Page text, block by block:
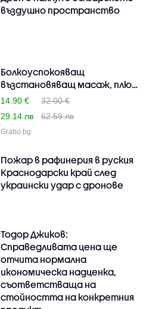
въздушно пространство
Болкоуспокояващ
възстановяващ масаж, плюс
ре..
14.90 €
32.00 €
29.14 лв
62.59 лв
Grabo.bg
Пожар в рафинерия в руския
Краснодарски край след
украински удар с дронове
Тодор Джиков:
Справедливата цена ще
отчита нормална
икономическа надценка,
съответстваща на
стойността на конкретния